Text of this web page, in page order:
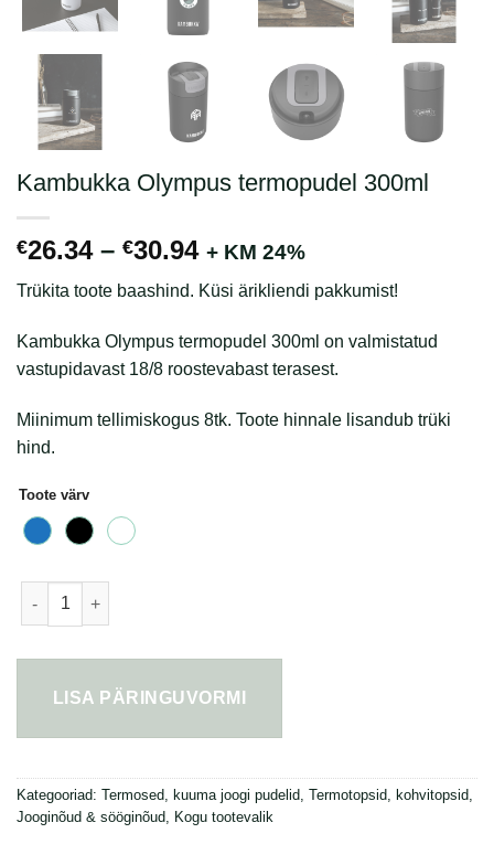
Kambukka Olympus termopudel 300ml
€26.34 – €30.94Hinnavahemik:
kuni
€30.94
+ KM 24%
Trükita toote baashind. Küsi ärikliendi pakkumist!
Kambukka Olympus termopudel 300ml on valmistatud
vastupidavast 18/8 roostevabast terasest.
Miinimum tellimiskogus 8tk. Toote hinnale lisandub trüki
hind.
Toote värv
LISA PÄRINGUVORMI
Kategooriad: Termosed, kuuma joogi pudelid, Termotopsid, kohvitopsid,
Jooginõud & sööginõud, Kogu tootevalik